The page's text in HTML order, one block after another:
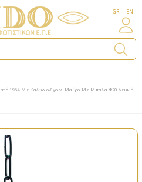
GR EN
1964 Με Καλώδιο-Σχοινί Μαύρο Mε Μπάλα Φ20 Λευκή